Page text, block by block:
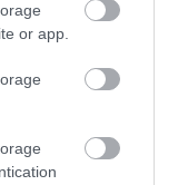
or app.